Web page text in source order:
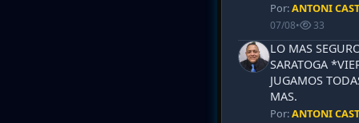
Por:ANTONI
07/08• 33
LO MAS
SARATOGA
JUGAMOS
MAS.
Por:ANTONI